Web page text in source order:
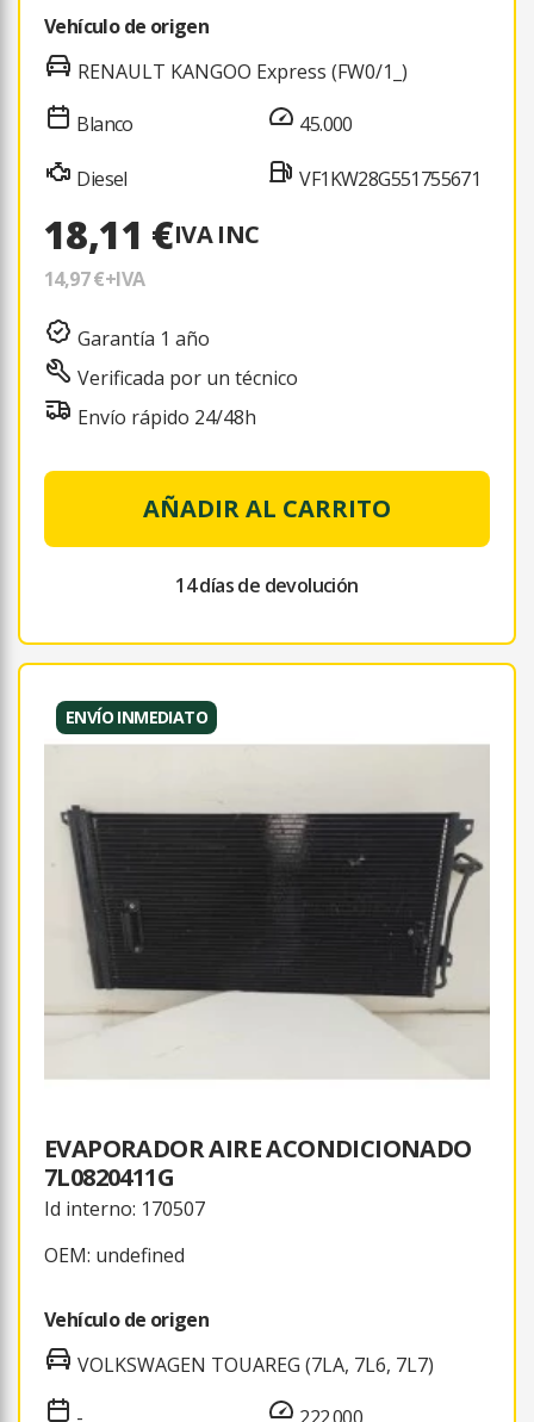
Vehículo de origen
RENAULT KANGOO Express (FW0/1_)
Blanco
Diesel
45.000
VF1KW28G551755671
18,11 €IVA INC
14,97 €+IVA
Garantía 1 año
Verificada por un técnico
Envío rápido 24/48h
AÑADIR AL CARRITO
14 días de devolución
ENVÍO INMEDIATO
EVAPORADOR AIRE ACONDICIONADO
7L0820411G
Id interno: 170507
OEM: undefined
Vehículo de origen
VOLKSWAGEN TOUAREG (7LA, 7L6, 7L7)